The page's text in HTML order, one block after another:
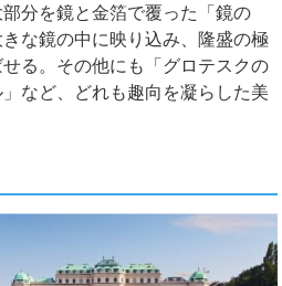
分を鏡と金箔で覆った「鏡の
な鏡の中に映り込み、隆盛の極
る。その他にも「グロテスクの
など、どれも趣向を凝らした美